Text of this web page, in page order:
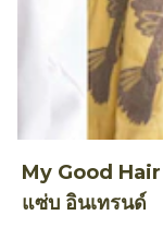
My Good
แซ่บ อินเทรนด์